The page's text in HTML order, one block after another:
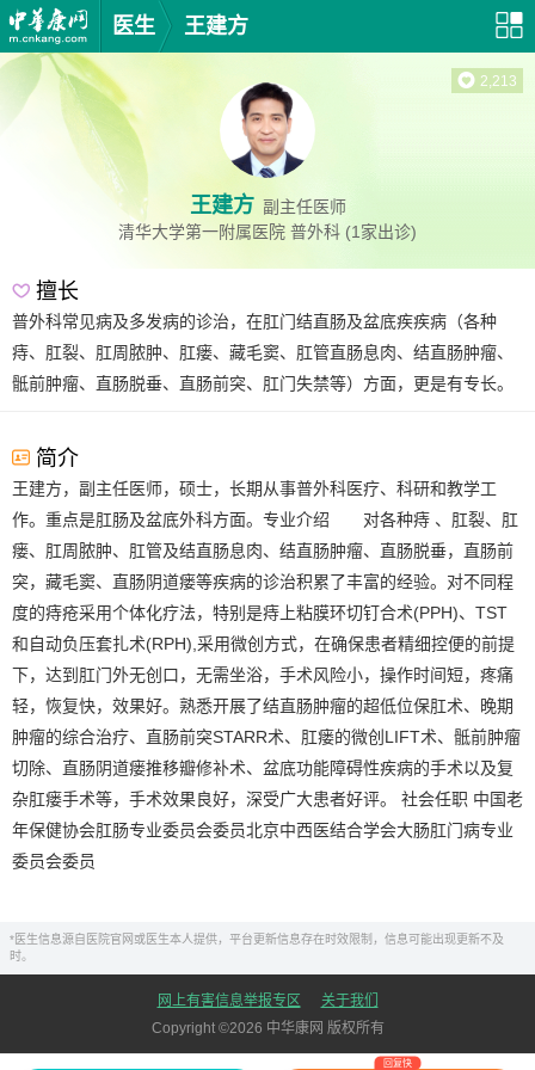
医生 王建方
王建方 副主任医师
清华大学第一附属医院 普外科 (1家出诊)
2,213
擅长
普外科常见病及多发病的诊治，在肛门结直肠及盆底疾疾病（各种
痔、肛裂、肛周脓肿、肛瘘、藏毛窦、肛管直肠息肉、结直肠肿瘤、
骶前肿瘤、直肠脱垂、直肠前突、肛门失禁等）方面，更是有专长。
简介
王建方，副主任医师，硕士，长期从事普外科医疗、科研和教学工
作。重点是肛肠及盆底外科方面。专业介绍 对各种痔 、肛裂、肛
瘘、肛周脓肿、肛管及结直肠息肉、结直肠肿瘤、直肠脱垂，直肠前
突，藏毛窦、直肠阴道瘘等疾病的诊治积累了丰富的经验。对不同程
度的痔疮采用个体化疗法，特别是痔上粘膜环切钉合术(PPH)、TST
和自动负压套扎术(RPH),采用微创方式，在确保患者精细控便的前提
下，达到肛门外无创口，无需坐浴，手术风险小，操作时间短，疼痛
轻，恢复快，效果好。熟悉开展了结直肠肿瘤的超低位保肛术、晚期
肿瘤的综合治疗、直肠前突STARR术、肛瘘的微创LIFT术、骶前肿瘤
切除、直肠阴道瘘推移瓣修补术、盆底功能障碍性疾病的手术以及复
杂肛瘘手术等，手术效果良好，深受广大患者好评。 社会任职 中国老
年保健协会肛肠专业委员会委员北京中西医结合学会大肠肛门病专业
委员会委员
*医生信息源自医院官网或医生本人提供，平台更新信息存在时效限制，信息可能出现更新不及
时。
网上有害信息举报专区
关于我们
Copyright ©2026 中华康网 版权所有
回复快